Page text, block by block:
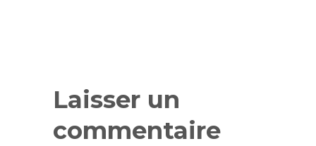
Laisser un
commentaire